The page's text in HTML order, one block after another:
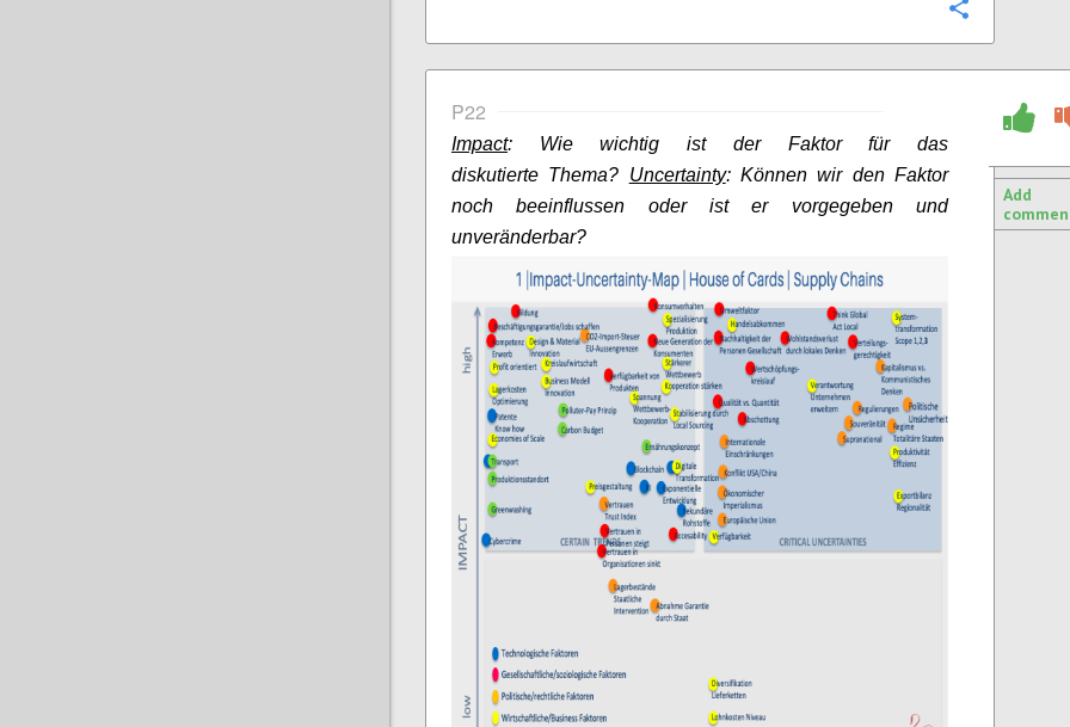
P22
Impact: Wie wichtig ist der Faktor für das
diskutierte Thema? Uncertainty: Können wir den Faktor
noch beeinflussen oder ist er vorgegeben und
unveränderbar?
Add